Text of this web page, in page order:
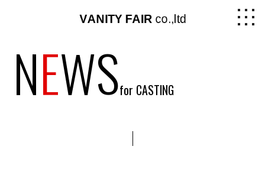
NEWSfor CASTING